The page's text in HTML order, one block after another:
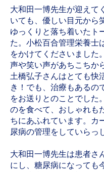
大和田一博先生が迎えて
いても、優しい目元から
ゆっくりと落ち着いたト
た。小松百合管理栄養士
をかけてくださいました
声や笑い声があちこちか
土橋弘子さんはとても快
き！でも、治療もあるの
をお送りとのことでした
のを食べて、おしゃれも
ちにあふれています。カ
尿病の管理をしていらっ
大和田一博先生は患者さ
にし、糖尿病になっても